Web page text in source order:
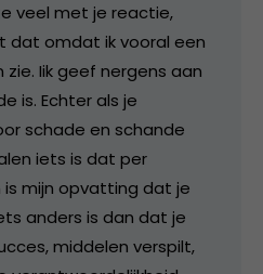
veel met je reactie,
dat omdat ik vooral een
zie. Iik geef nergens aan
is. Echter als je
schade en schande
iets is dat per
mijn opvatting dat je
anders is dan dat je
middelen verspilt,